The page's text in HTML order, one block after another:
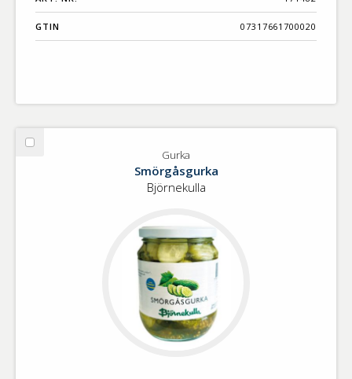
GTIN 07317661700020
Välj
Gurka
Smörgåsgurka
Björnekulla